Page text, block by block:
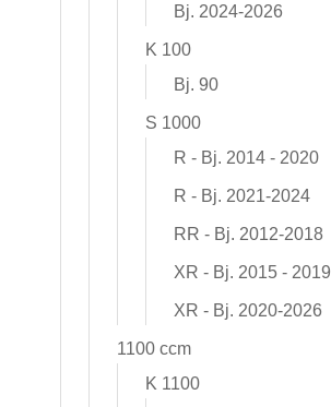
Bj. 2024-2026
K 100
Bj. 90
S 1000
R - Bj. 2014 - 2020
R - Bj. 2021-2024
RR - Bj. 2012-2018
XR - Bj. 2015 - 2019
XR - Bj. 2020-2026
1100 ccm
K 1100